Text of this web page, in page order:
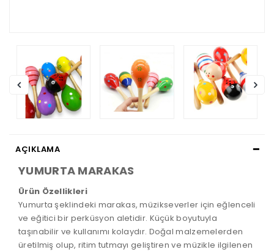
AÇIKLAMA
YUMURTA MARAKAS
Ürün Özellikleri
Yumurta şeklindeki marakas, müzikseverler için eğlenceli
ve eğitici bir perküsyon aletidir. Küçük boyutuyla
taşınabilir ve kullanımı kolaydır. Doğal malzemelerden
üretilmiş olup, ritim tutmayı geliştiren ve müzikle ilgilenen